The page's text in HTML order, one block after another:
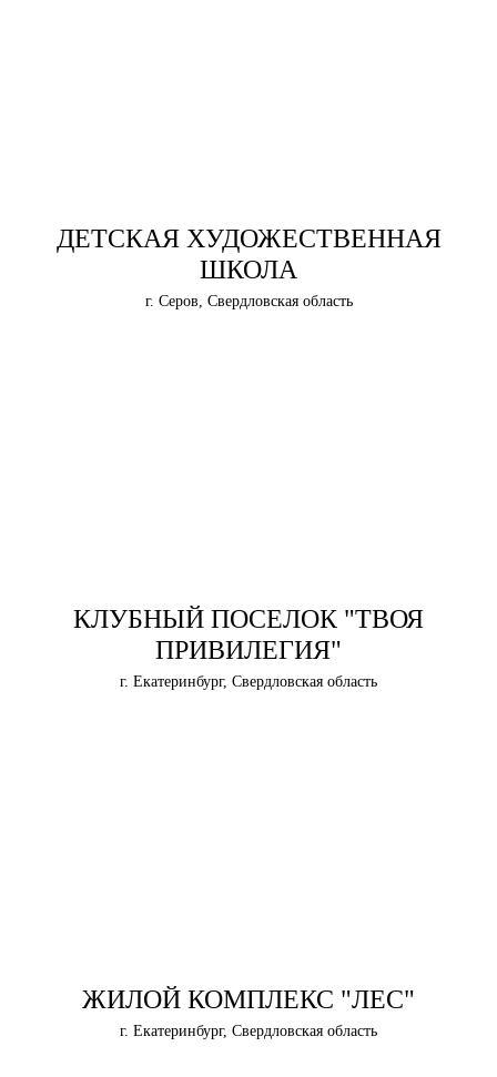
ДЕТСКАЯ ХУДОЖЕСТВЕННАЯ
ШКОЛА
г. Серов, Свердловская область
КЛУБНЫЙ ПОСЕЛОК "ТВОЯ
ПРИВИЛЕГИЯ"
г. Екатеринбург, Свердловская область
ЖИЛОЙ КОМПЛЕКС "ЛЕС"
г. Екатеринбург, Свердловская область